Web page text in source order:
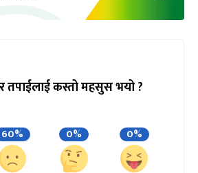
तपाईलाई कस्तो महसुस भयो ?
60% 0% 0%